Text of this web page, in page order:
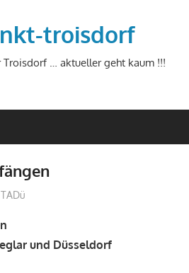
troisdorf
… aktueller geht kaum !!!
treffpunkt
TADü
und Düsseldorf